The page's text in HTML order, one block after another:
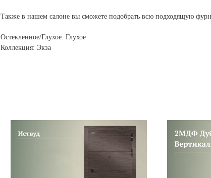
Также в нашем салоне вы сможете подобрать всю подходящую
Остекленное/Глухое: Глухое
Коллекция: Экза